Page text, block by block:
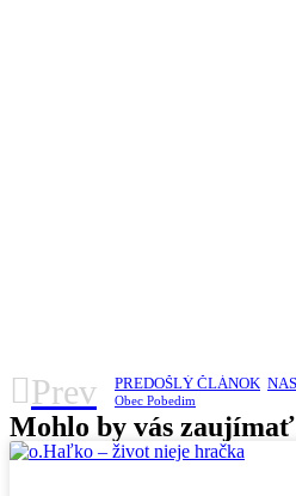
Prev PREDOŠLÝ ČLÁNOK
Obec Pobedim
Mohlo by vás zaujímať